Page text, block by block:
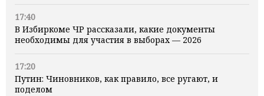
17:40
В Избиркоме ЧР рассказали, какие документы
необходимы для участия в выборах — 2026
17:20
Путин: Чиновников, как правило, все ругают, и
поделом